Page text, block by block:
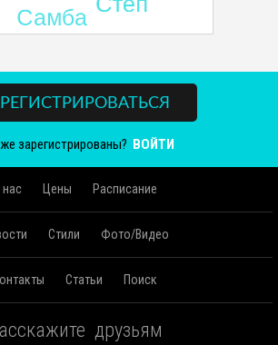
зарегистрированы? ВОЙТИ
нас Цены Расписание
Стили Фото/Видео
Статьи Поиск
друзьям